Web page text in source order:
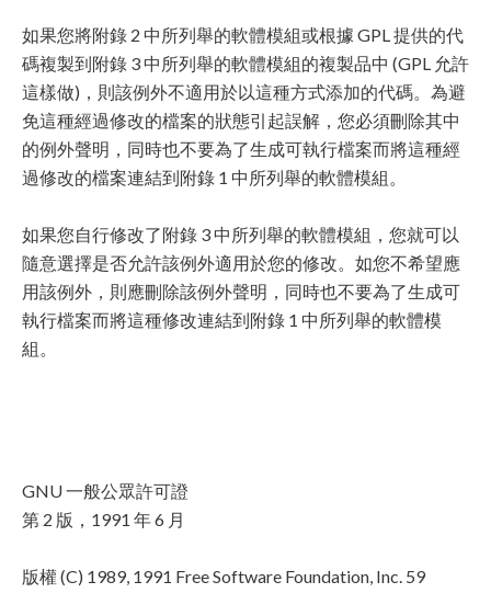
如果您將附錄 2 中所列舉的軟體模組或根據 GPL 提供的代
碼複製到附錄 3 中所列舉的軟體模組的複製品中 (GPL 允許
這樣做)，則該例外不適用於以這種方式添加的代碼。為避
免這種經過修改的檔案的狀態引起誤解，您必須刪除其中
的例外聲明，同時也不要為了生成可執行檔案而將這種經
過修改的檔案連結到附錄 1 中所列舉的軟體模組。
如果您自行修改了附錄 3 中所列舉的軟體模組，您就可以
隨意選擇是否允許該例外適用於您的修改。如您不希望應
用該例外，則應刪除該例外聲明，同時也不要為了生成可
執行檔案而將這種修改連結到附錄 1 中所列舉的軟體模
組。
GNU 一般公眾許可證
第 2 版，1991 年 6 月
版權 (C) 1989, 1991 Free Software Foundation, Inc. 59